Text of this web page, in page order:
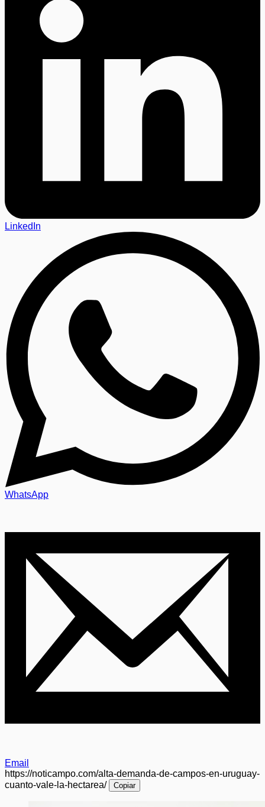
LinkedIn
WhatsApp
Email
https://noticampo.com/alta-demanda-de-campos-en-uruguay-
cuanto-vale-la-hectarea/
Copiar